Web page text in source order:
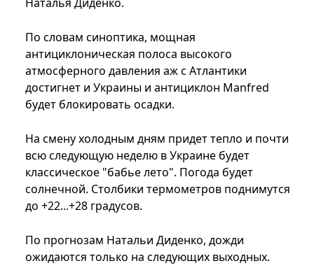
По словам синоптика, мощная
антициклоническая полоса высокого
атмосферного давления аж с Атлантики
достигнет и Украины и антициклон Manfred
будет блокировать осадки.
На смену холодным дням придет тепло и почти
всю следующую неделю в Украине будет
классическое "бабье лето". Погода будет
солнечной. Столбики термометров поднимутся
до +22...+28 градусов.
По прогнозам Натальи Диденко, дожди
ожидаются только на следующих выходных.